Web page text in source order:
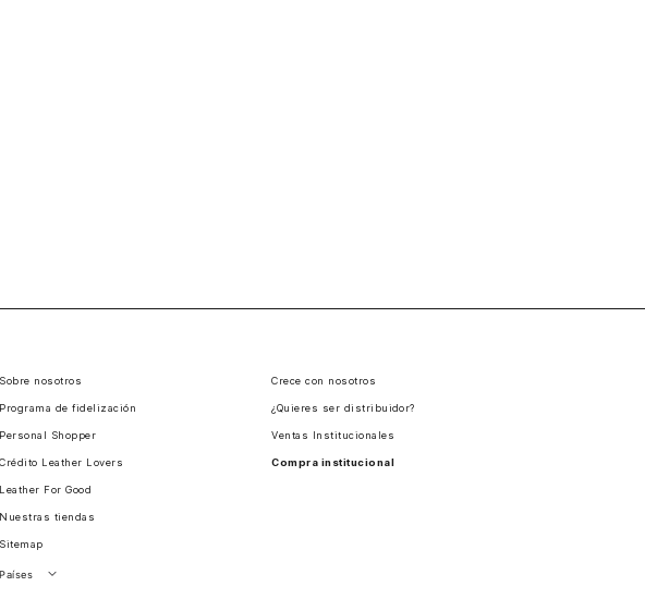
Sobre nosotros
Programa de fidelización
Personal Shopper
Crédito Leather Lovers
Leather For Good
Nuestras tiendas
Sitemap
Países
Crece con nosotros
¿Quieres ser distribuidor?
Ventas Institucionales
Compra institucional